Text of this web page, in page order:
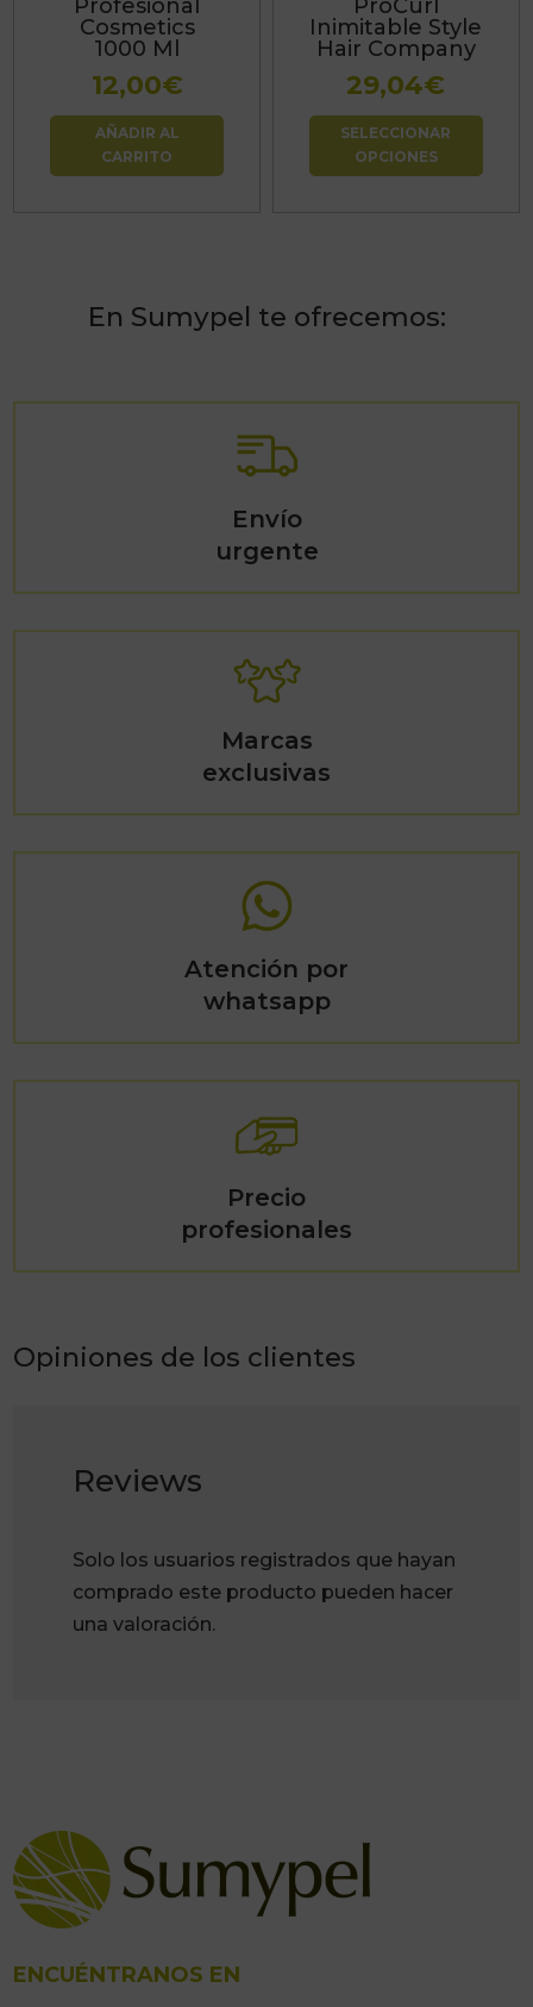
Profesional
Cosmetics
1000 Ml
12,00€
AÑADIR AL
CARRITO
ProCurl
Inimitable Style
Hair Company
29,04€
SELECCIONAR
OPCIONES
se
pueden
elegir
en
página
En Sumypel te ofrecemos:
Envío
urgente
Marcas
exclusivas
Atención por
whatsapp
Precio
profesionales
Opiniones de los clientes
Reviews
Solo los usuarios registrados que hayan
comprado este producto pueden hacer
una valoración.
ENCUÉNTRANOS EN